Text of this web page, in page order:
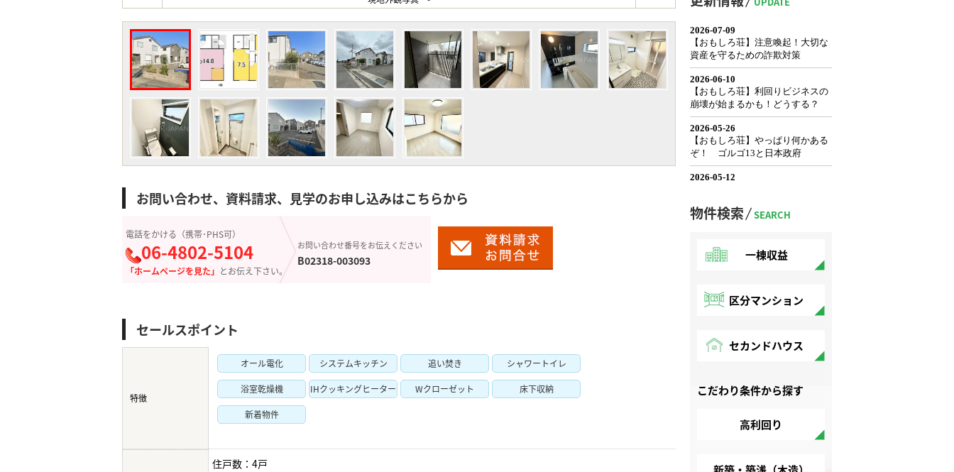
お問い合わせ、資料請求、見学のお申し込みはこちらから
電話をかける（携帯･PHS可）
06-4802-5104
「ホームページを見た」 とお伝え下さい。
お問い合わせ番号をお伝えください
B02318-003093
セールスポイント
特徴
オール電化 システムキッチン 追い焚き シャワートイレ
浴室乾燥機 IHクッキングヒーター Wクローゼット 床下収納
新着物件
住戸数：4戸
物件検索 SEARCH
一棟収益
区分マンション
セカンドハウス
こだわり条件から探す
高利回り